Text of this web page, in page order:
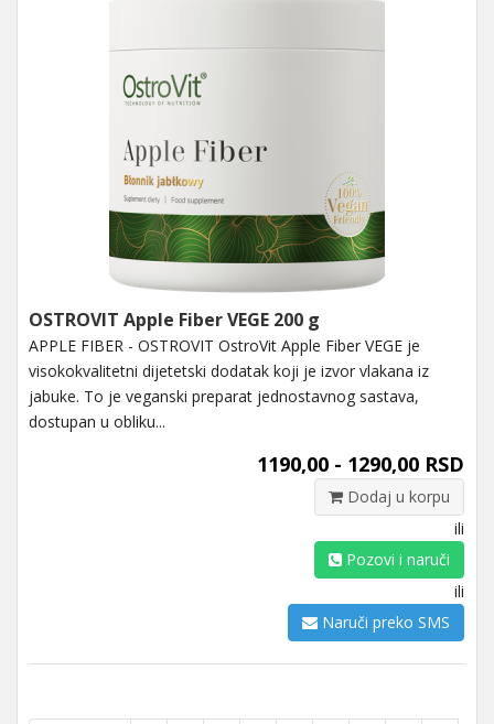
OSTROVIT Apple Fiber VEGE 200 g
APPLE FIBER - OSTROVIT OstroVit Apple Fiber VEGE je
visokokvalitetni dijetetski dodatak koji je izvor vlakana iz
jabuke. To je veganski preparat jednostavnog sastava,
dostupan u obliku...
1190,00 - 1290,00 RSD
Dodaj u korpu
ili
Pozovi i naruči
ili
Naruči preko SMS